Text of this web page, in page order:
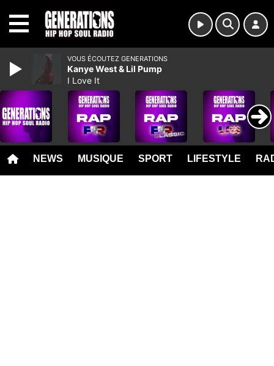
NEWS MUSIQUE SPORT LIFESTYLE
VOUS ÉCOUTEZ GENERATIONS
Kanye West & Lil Pump
I Love It